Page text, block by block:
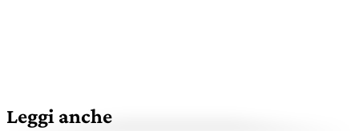
Leggi anche